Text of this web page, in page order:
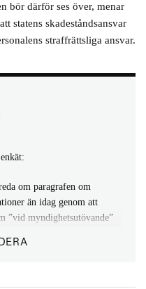
bör därför ses över, menar
statens skadeståndsansvar
straffrättsliga ansvar.
om paragrafen om
än idag genom att
”vid myndighetsutövande”